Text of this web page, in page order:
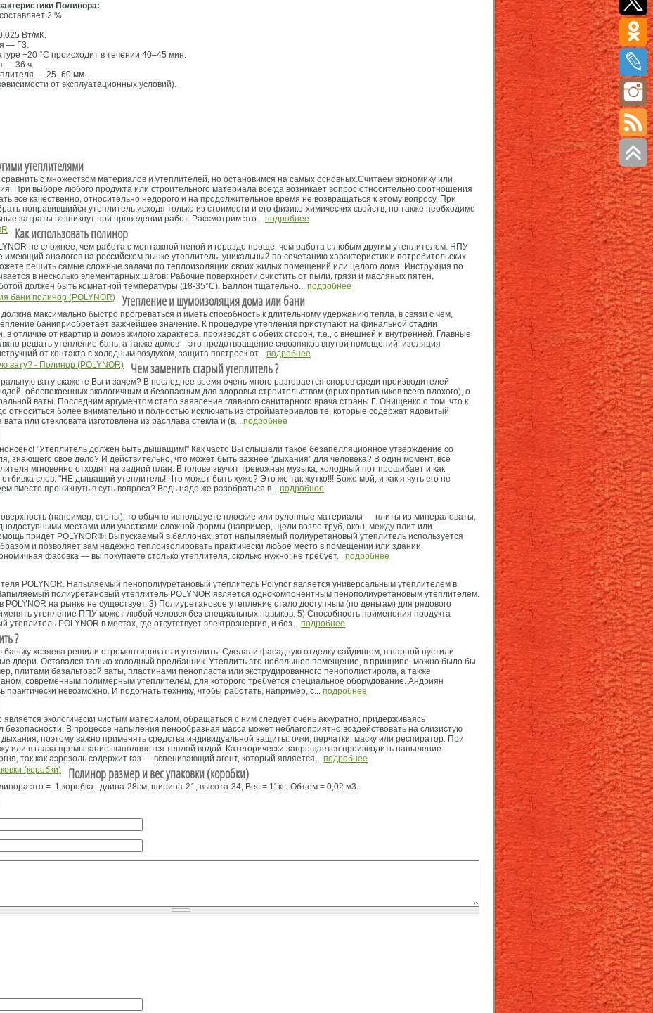
Полинора:
2 %.
Вт/мК.
— Г3.
+20 °С происходит в течении 40–45 мин.
— 36 ч.
— 25–60 мм.
от эксплуатационных условий).
утеплителями
с множеством материалов и утеплителей, но остановимся на самых основных.Считаем экономику или
При выборе любого продукта или строительного материала всегда возникает вопрос относительно соотношения
все качественно, относительно недорого и на продолжительное время не возвращаться к этому вопросу. При
понравившийся утеплитель исходя только из стоимости и его физико-химических свойств, но также необходимо
затраты возникнут при проведении работ. Рассмотрим это... подробнее
Как использовать полинор
не сложнее, чем работа с монтажной пеной и гораздо проще, чем работа с любым другим утеплителем. НПУ
аналогов на российском рынке утеплитель, уникальный по сочетанию характеристик и потребительских
решить самые сложные задачи по теплоизоляции своих жилых помещений или целого дома. Инструкция по
в несколько элементарных шагов: Рабочие поверхности очистить от пыли, грязи и масляных пятен,
должен быть комнатной температуры (18-35°C). Баллон тщательно... подробнее
Утепление и шумоизоляция дома или бани
максимально быстро прогреваться и иметь способность к длительному удержанию тепла, в связи с чем,
баниприобретает важнейшее значение. К процедуре утепления приступают на финальной стадии
в отличие от квартир и домов жилого характера, производят с обеих сторон, т.е., с внешней и внутренней. Главные
решать утепление бань, а также домов – это предотвращение сквозняков внутри помещений, изоляция
от контакта с холодным воздухом, защита построек от... подробнее
Чем заменить старый утеплитель ?
вату скажете Вы и зачем? В последнее время очень много разгорается споров среди производителей
обеспокоенных экологичным и безопасным для здоровья строительством (ярых противников всего плохого), о
ваты. Последним аргументом стало заявление главного санитарного врача страны Г. Онищенко о том, что к
относиться более внимательно и полностью исключать из стройматериалов те, которые содержат ядовитый
или стекловата изготовлена из расплава стекла и (в... подробнее
"Утеплитель должен быть дышащим!" Как часто Вы слышали такое безапелляционное утверждение со
знающего свое дело? И действительно, что может быть важнее "дыхания" для человека? В один момент, все
мгновенно отходят на задний план. В голове звучит тревожная музыка, холодный пот прошибает и как
слов: "НЕ дышащий утеплитель! Что может быть хуже? Это же так жутко!!! Боже мой, и как я чуть его не
вместе проникнуть в суть вопроса? Ведь надо же разобраться в... подробнее
(например, стены), то обычно используете плоские или рулонные материалы — плиты из минераловаты,
местами или участками сложной формы (например, щели возле труб, окон, между плит или
придет POLYNOR®! Выпускаемый в баллонах, этот напыляемый полиуретановый утеплитель используется
и позволяет вам надежно теплоизолировать практически любое место в помещении или здании.
фасовка — вы покупаете столько утеплителя, сколько нужно; не требует... подробнее
POLYNOR. Напыляемый пенополиуретановый утеплитель Polynor является универсальным утеплителем в
полиуретановый утеплитель POLYNOR является однокомпонентным пенополиуретановым утеплителем.
POLYNOR на рынке не существует. 3) Полиуретановое утепление стало доступным (по деньгам) для рядового
утепление ППУ может любой человек без специальных навыков. 5) Способность применения продукта
POLYNOR в местах, где отсутствует электроэнергия, и без... подробнее
?
хозяева решили отремонтировать и утеплить. Сделали фасадную отделку сайдингом, в парной пустили
двери. Оставался только холодный предбанник. Утеплить это небольшое помещение, в принципе, можно было бы
плитами базальтовой ваты, пластинами пенопласта или экструдированного пенополистирола, а также
современным полимерным утеплителем, для которого требуется специальное оборудование. Андриян
невозможно. И подогнать технику, чтобы работать, например, с... подробнее
экологически чистым материалом, обращаться с ним следует очень аккуратно, придерживаясь
В процессе напыления пенообразная масса может неблагоприятно воздействовать на слизистую
дыхания, поэтому важно применять средства индивидуальной защиты: очки, перчатки, маску или респиратор. При
или в глаза промывание выполняется теплой водой. Категорически запрещается производить напыление
так как аэрозоль содержит газ — вспенивающий агент, который является... подробнее
Полинор размер и вес упаковки (коробки)
это = 1 коробка: длина-28см, ширина-21, высота-34, Вес = 11кг., Объем = 0,02 м3.